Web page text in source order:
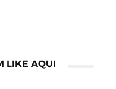
LIKE AQUI